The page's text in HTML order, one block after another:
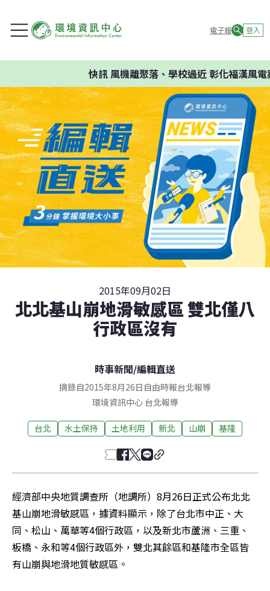
電子報 登入
快訊風機離聚落、學校過近 彰化福漢風電
2015年09月02日
北北基山崩地滑敏感區 雙北僅八
行政區沒有
時事新聞/編輯直送
摘錄自2015年8月26日自由時報台北報導
環境資訊中心 台北報導
台北 水土保持 土地利用 新北 山崩 基隆
經濟部中央地質調查所（地調所）8月26日正式公布北北
基山崩地滑敏感區，據資料顯示，除了台北市中正、大
同、松山、萬華等4個行政區，以及新北市蘆洲、三重、
板橋、永和等4個行政區外，雙北其餘區和基隆市全區皆
有山崩與地滑地質敏感區。